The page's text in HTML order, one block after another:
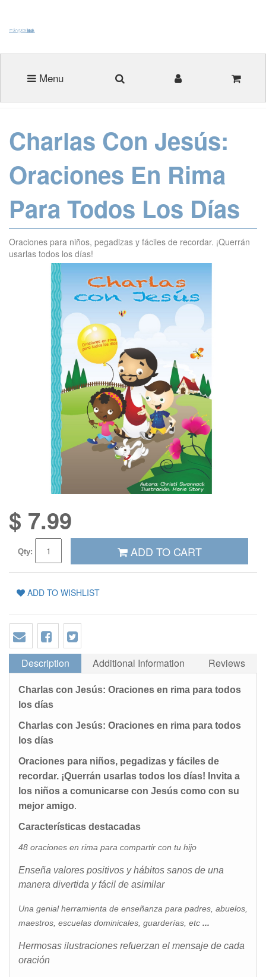
Menu
Charlas Con Jesús:
Oraciones En Rima
Para Todos Los Días
Oraciones para niños, pegadizas y fáciles de recordar. ¡Querrán
usarlas todos los días!
$ 7.99
Qty: ADD TO CART
ADD TO WISHLIST
Description Additional Information Reviews
Charlas con Jesús: Oraciones en rima para todos
los días
Charlas con Jesús: Oraciones en rima para todos
los días
Oraciones para niños, pegadizas y fáciles de
recordar. ¡Querrán usarlas todos los días! Invita a
los niños a comunicarse con Jesús como con su
mejor amigo.
Características destacadas
48 oraciones en rima para compartir con tu hijo
Enseña valores positivos y hábitos sanos de una
manera divertida y fácil de asimilar
Una genial herramienta de enseñanza para padres, abuelos,
maestros, escuelas dominicales, guarderías, etc ...
Hermosas ilustraciones refuerzan el mensaje de cada
oración